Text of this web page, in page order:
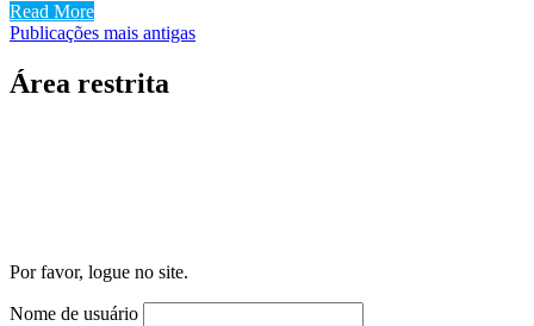
Read More
Navegação
por
posts
Publicações mais antigas
Área restrita
Por favor, logue no site.
Nome de usuário